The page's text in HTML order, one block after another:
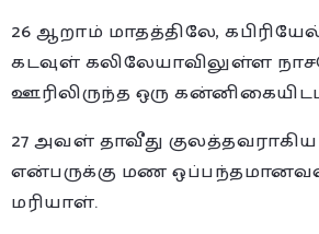
26 ஆறாம் மாதத்திலே,
கடவுள் கலிலேயாவிலுள்ள
ஊரிலிருந்த ஒரு
27 அவள் தாவீது
என்பருக்கு மண
மரியாள்.